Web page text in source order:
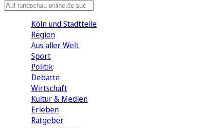
Köln und Stadtteile
Region
Aus aller Welt
Sport
Politik
Debatte
Wirtschaft
Kultur & Medien
Erleben
Ratgeber